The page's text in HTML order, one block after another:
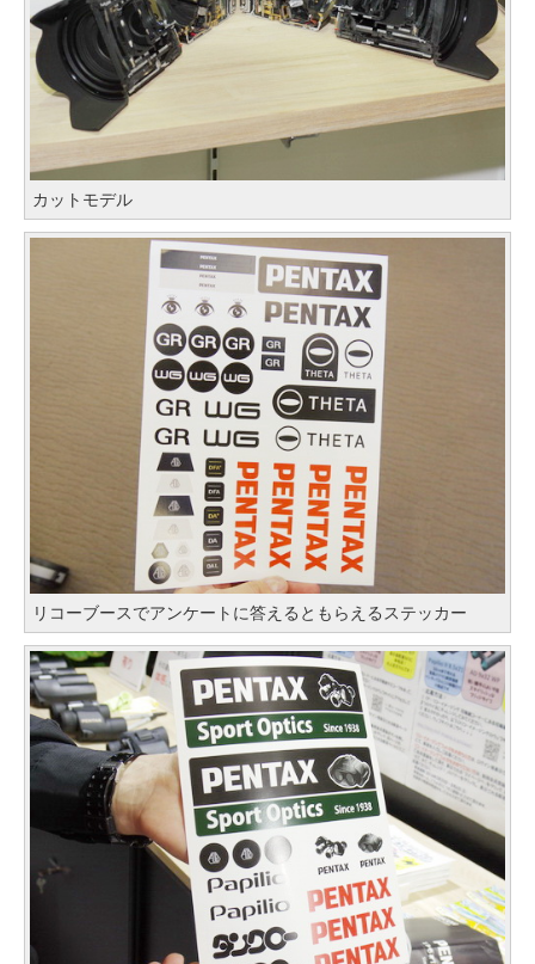
カットモデル
リコーブースでアンケートに答えるともらえるステッカー